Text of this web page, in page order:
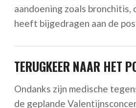
aandoening zoals
heeft bijgedragen aan de
TERUGKEER NAAR HET
Ondanks zijn medische
de geplande